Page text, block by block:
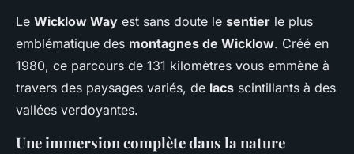
Le Wicklow Way est sans doute le sentier le plus
emblématique des montagnes de Wicklow. Créé en
1980, ce parcours de 131 kilomètres vous emmène à
travers des paysages variés, de lacs scintillants à des
vallées verdoyantes.
Une immersion complète dans la nature